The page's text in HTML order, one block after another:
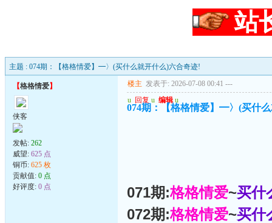
站
主题 : 074期：【格格情爱】━〉(买什么就开什么)六合奇迹!
【格格情爱】
侠客
发帖: 262
威望: 625 点
铜币: 625 枚
贡献值: 0 点
好评度: 0 点
楼主 发表于: 2026-07-08 00:41 ---
u 回复 u 编辑 u
074期：【格格情爱】━〉(买什
071期:格格情爱~买什
072期:格格情爱~买什